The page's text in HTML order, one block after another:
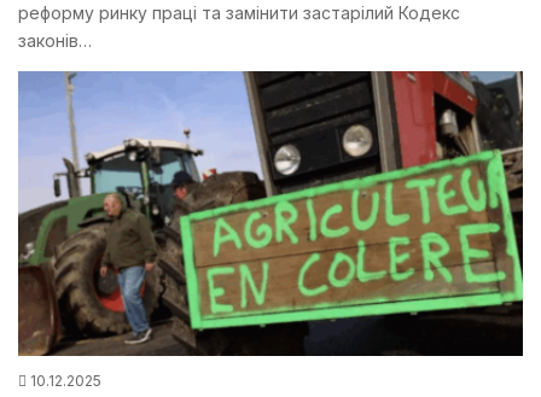
реформу ринку праці та замінити застарілий Кодекс
законів…
10.12.2025